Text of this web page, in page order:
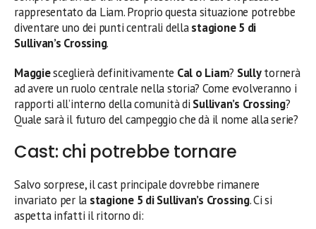
rappresentato da Liam. Proprio questa situazione potrebbe
diventare uno dei punti centrali dellastagione 5 di
Sullivan’s Crossing.
Maggiesceglierà definitivamente Cal o Liam? Sullytornerà
ad avere un ruolo centrale nella storia? Come evolveranno i
rapporti all’interno della comunità di Sullivan’s Crossing?
Quale sarà il futuro del campeggio che dà il nome alla serie?
Cast: chi potrebbe tornare
Salvo sorprese, il cast principale dovrebbe rimanere
invariato per la stagione 5 di Sullivan’s Crossing. Ci si
aspetta infatti il ritorno di: